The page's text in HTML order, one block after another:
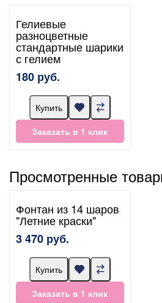
Гелиевые
разноцветные
стандартные шарики
с гелием
180 руб.
Купить
Заказать в 1 клик
Просмотренные
Фонтан из 14 шаров
"Летние краски"
3 470 руб.
Купить
Заказать в 1 клик